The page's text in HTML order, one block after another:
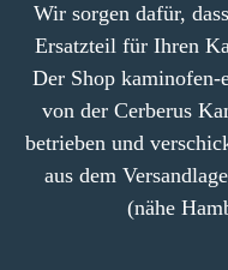
Wir sorgen dafür,
Ersatzteil für Ihren
Der Shop
von der Cerberus
betrieben und
aus dem
(nähe